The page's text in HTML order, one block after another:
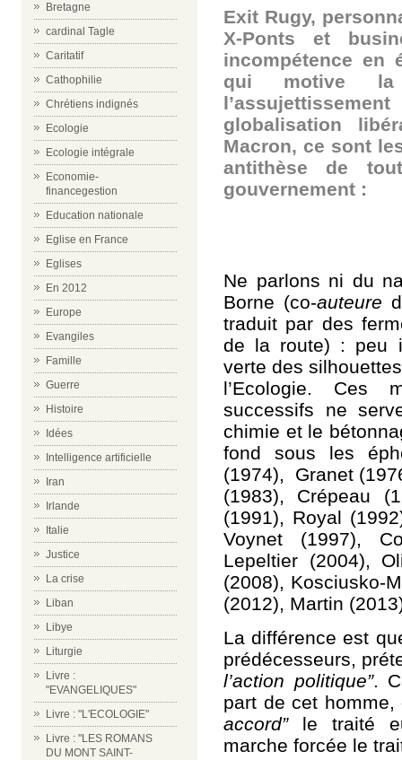
Bretagne
cardinal Tagle
Caritatif
Cathophilie
Chrétiens indignés
Ecologie
Ecologie intégrale
Economie-
financegestion
Education nationale
Eglise en France
Eglises
En 2012
Europe
Evangiles
Famille
Guerre
Histoire
Idées
Intelligence artificielle
Iran
Irlande
Italie
Justice
La crise
Liban
Libye
Liturgie
Livre :
"EVANGELIQUES"
Livre : "L'ECOLOGIE"
Livre : "LES ROMANS
DU MONT SAINT-
Exit Rugy,
X-Ponts et
incompétence
qui motive la
globalisation
Macron, ce sont
antithèse de
gouvernement :
Ne parlons ni du
Borne (co-auteure
traduit par des
de la route) : peu
verte des
l’Ecologie. Ces
successifs ne
chimie et le
fond sous les
(1974), Granet
(1983), Crépeau
(1991), Royal
Voynet (1997),
Lepeltier (2004),
(2008), Kosciusko-
(2012), Martin
La différence est
prédécesseurs,
l’action politique”.
part de cet
accord” le traité
marche forcée le